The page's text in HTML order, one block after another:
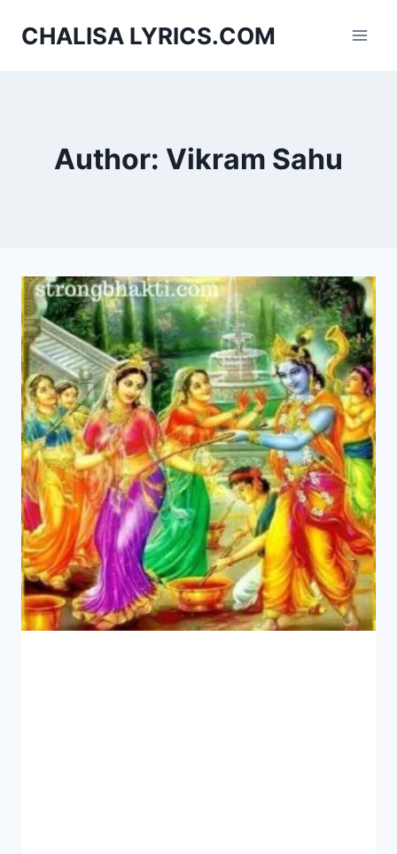
CHALISA LYRICS.COM
Author: Vikram Sahu